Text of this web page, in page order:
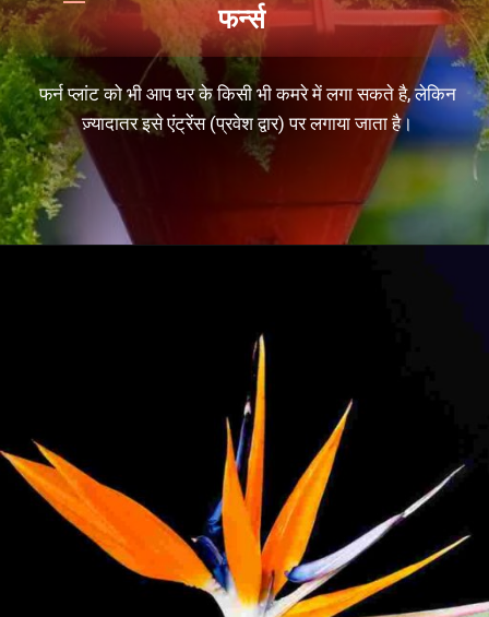
फर्न प्लांट को भी आप घर के किसी भी कमरे में लगा सकते है, लेकिन
ज़्यादातर इसे एंट्रेंस (प्रवेश द्वार) पर लगाया जाता है।
फर्न्स